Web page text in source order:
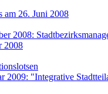
am 26. Juni 2008
2008:
2008
2009: "Integrative